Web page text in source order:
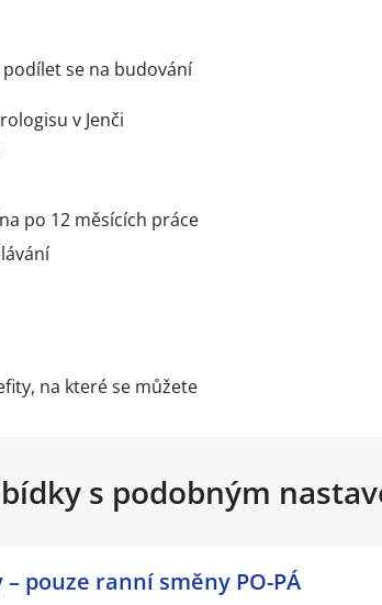
se na budování
v Jenči
po 12 měsících práce
na které se můžete
s podobným
pouze ranní směny PO-PÁ